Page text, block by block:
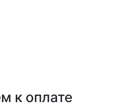
к оплате